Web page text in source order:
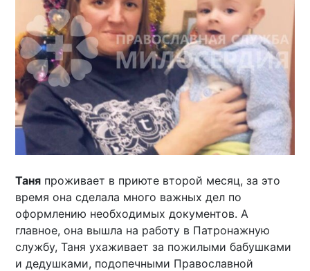
Таня проживает в приюте второй месяц, за это
время она сделала много важных дел по
оформлению необходимых документов. А
главное, она вышла на работу в Патронажную
службу, Таня ухаживает за пожилыми бабушками
и дедушками, подопечными Православной